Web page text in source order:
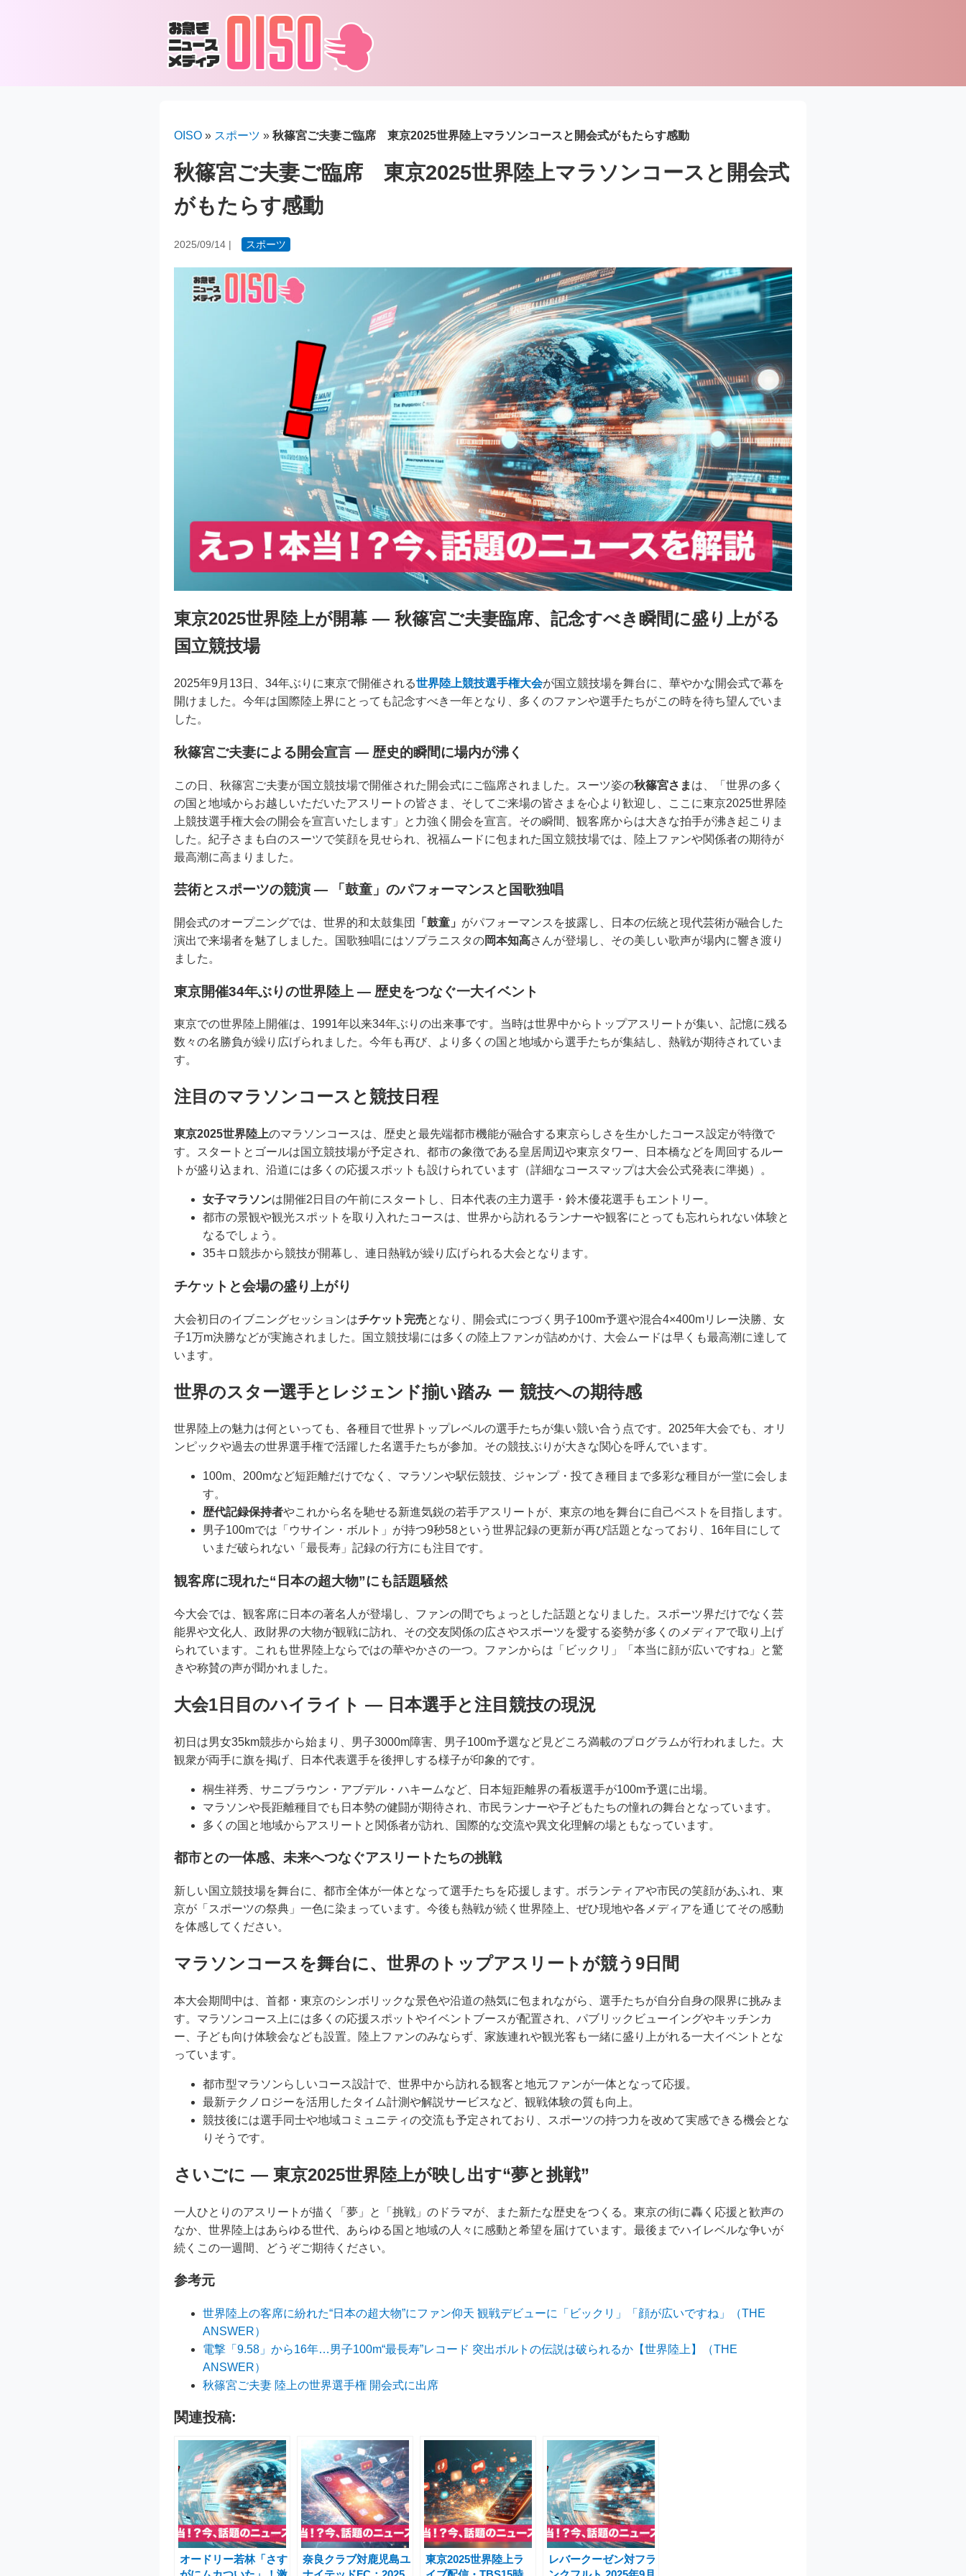
OISO » スポーツ » 秋篠宮ご夫妻ご臨席 東京2025世界陸上マラソンコースと開会式がもたらす感動
秋篠宮ご夫妻ご臨席 東京2025世界陸上マラソンコースと開会式
がもたらす感動
2025/09/14 | スポーツ
東京2025世界陸上が開幕 ― 秋篠宮ご夫妻臨席、記念すべき瞬間に盛り上がる
国立競技場
2025年9月13日、34年ぶりに東京で開催される世界陸上競技選手権大会が国立競技場を舞台に、華やかな開会式で幕を
開けました。今年は国際陸上界にとっても記念すべき一年となり、多くのファンや選手たちがこの時を待ち望んでいま
した。
秋篠宮ご夫妻による開会宣言 ― 歴史的瞬間に場内が沸く
この日、秋篠宮ご夫妻が国立競技場で開催された開会式にご臨席されました。スーツ姿の秋篠宮さま は、「世界の多く
の国と地域からお越しいただいたアスリートの皆さま、そしてご来場の皆さまを心より歓迎し、ここに東京2025世界陸
上競技選手権大会の開会を宣言いたします」と力強く開会を宣言。その瞬間、観客席からは大きな拍手が沸き起こりま
した。紀子さまも白のスーツで笑顔を見せられ、祝福ムードに包まれた国立競技場では、陸上ファンや関係者の期待が
最高潮に高まりました。
芸術とスポーツの競演 ― 「鼓童」のパフォーマンスと国歌独唱
開会式のオープニングでは、世界的和太鼓集団 「鼓童」 がパフォーマンスを披露し、日本の伝統と現代芸術が融合した
演出で来場者を魅了しました。国歌独唱にはソプラニスタの岡本知高さんが登場し、その美しい歌声が場内に響き渡り
ました。
東京開催34年ぶりの世界陸上 ― 歴史をつなぐ一大イベント
東京での世界陸上開催は、1991年以来34年ぶりの出来事です。当時は世界中からトップアスリートが集い、記憶に残る
数々の名勝負が繰り広げられました。今年も再び、より多くの国と地域から選手たちが集結し、熱戦が期待されていま
す。
注目のマラソンコースと競技日程
東京2025世界陸上のマラソンコースは、歴史と最先端都市機能が融合する東京らしさを生かしたコース設定が特徴で
す。スタートとゴールは国立競技場が予定され、都市の象徴である皇居周辺や東京タワー、日本橋などを周回するルー
トが盛り込まれ、沿道には多くの応援スポットも設けられています（詳細なコースマップは大会公式発表に準拠）。
女子マラソンは開催2日目の午前にスタートし、日本代表の主力選手・鈴木優花選手もエントリー。
都市の景観や観光スポットを取り入れたコースは、世界から訪れるランナーや観客にとっても忘れられない体験と
なるでしょう。
35キロ競歩から競技が開幕し、連日熱戦が繰り広げられる大会となります。
チケットと会場の盛り上がり
大会初日のイブニングセッションはチケット完売となり、開会式につづく男子100m予選や混合4×400mリレー決勝、女
子1万m決勝などが実施されました。国立競技場には多くの陸上ファンが詰めかけ、大会ムードは早くも最高潮に達して
います。
世界のスター選手とレジェンド揃い踏み ー 競技への期待感
世界陸上の魅力は何といっても、各種目で世界トップレベルの選手たちが集い競い合う点です。2025年大会でも、オリ
ンピックや過去の世界選手権で活躍した名選手たちが参加。その競技ぶりが大きな関心を呼んでいます。
100m、200mなど短距離だけでなく、マラソンや駅伝競技、ジャンプ・投てき種目まで多彩な種目が一堂に会しま
す。
歴代記録保持者やこれから名を馳せる新進気鋭の若手アスリートが、東京の地を舞台に自己ベストを目指します。
男子100mでは「ウサイン・ボルト」が持つ9秒58という世界記録の更新が再び話題となっており、16年目にして
いまだ破られない「最長寿」記録の行方にも注目です。
観客席に現れた“日本の超大物”にも話題騒然
今大会では、観客席に日本の著名人が登場し、ファンの間でちょっとした話題となりました。スポーツ界だけでなく芸
能界や文化人、政財界の大物が観戦に訪れ、その交友関係の広さやスポーツを愛する姿勢が多くのメディアで取り上げ
られています。これも世界陸上ならではの華やかさの一つ。ファンからは「ビックリ」「本当に顔が広いですね」と驚
きや称賛の声が聞かれました。
大会1日目のハイライト ― 日本選手と注目競技の現況
初日は男女35km競歩から始まり、男子3000m障害、男子100m予選など見どころ満載のプログラムが行われました。大
観衆が両手に旗を掲げ、日本代表選手を後押しする様子が印象的です。
桐生祥秀、サニブラウン・アブデル・ハキームなど、日本短距離界の看板選手が100m予選に出場。
マラソンや長距離種目でも日本勢の健闘が期待され、市民ランナーや子どもたちの憧れの舞台となっています。
多くの国と地域からアスリートと関係者が訪れ、国際的な交流や異文化理解の場ともなっています。
都市との一体感、未来へつなぐアスリートたちの挑戦
新しい国立競技場を舞台に、都市全体が一体となって選手たちを応援します。ボランティアや市民の笑顔があふれ、東
京が「スポーツの祭典」一色に染まっています。今後も熱戦が続く世界陸上、ぜひ現地や各メディアを通じてその感動
を体感してください。
マラソンコースを舞台に、世界のトップアスリートが競う9日間
本大会期間中は、首都・東京のシンボリックな景色や沿道の熱気に包まれながら、選手たちが自分自身の限界に挑みま
す。マラソンコース上には多くの応援スポットやイベントブースが配置され、パブリックビューイングやキッチンカ
ー、子ども向け体験会なども設置。陸上ファンのみならず、家族連れや観光客も一緒に盛り上がれる一大イベントとな
っています。
都市型マラソンらしいコース設計で、世界中から訪れる観客と地元ファンが一体となって応援。
最新テクノロジーを活用したタイム計測や解説サービスなど、観戦体験の質も向上。
競技後には選手同士や地域コミュニティの交流も予定されており、スポーツの持つ力を改めて実感できる機会とな
りそうです。
さいごに ― 東京2025世界陸上が映し出す“夢と挑戦”
一人ひとりのアスリートが描く「夢」と「挑戦」のドラマが、また新たな歴史をつくる。東京の街に轟く応援と歓声の
なか、世界陸上はあらゆる世代、あらゆる国と地域の人々に感動と希望を届けています。最後までハイレベルな争いが
続くこの一週間、どうぞご期待ください。
参考元
世界陸上の客席に紛れた“日本の超大物”にファン仰天 観戦デビューに「ビックリ」「顔が広いですね」（THE
ANSWER）
電撃「9.58」から16年…男子100m“最長寿”レコード 突出ボルトの伝説は破られるか【世界陸上】（THE
ANSWER）
秋篠宮ご夫妻 陸上の世界選手権 開会式に出席
関連投稿:
オードリー若林「さす
奈良クラブ対鹿児島ユ
東京2025世界陸上ラ
レバークーゼン対フラ